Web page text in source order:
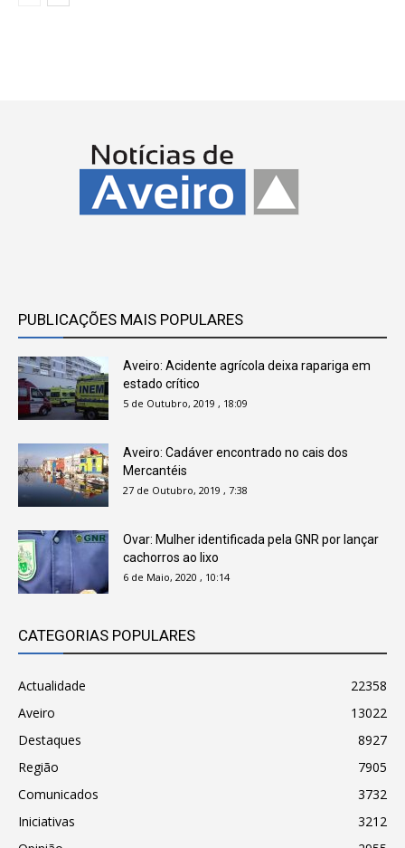
PUBLICAÇÕES MAIS POPULARES
Aveiro: Acidente agrícola deixa rapariga em
estado crítico
5 de Outubro, 2019 , 18:09
Aveiro: Cadáver encontrado no cais dos
Mercantéis
27 de Outubro, 2019 , 7:38
Ovar: Mulher identificada pela GNR por lançar
cachorros ao lixo
6 de Maio, 2020 , 10:14
CATEGORIAS POPULARES
Actualidade
22358
Aveiro
13022
Destaques
8927
Região
7905
Comunicados
3732
Iniciativas
3212